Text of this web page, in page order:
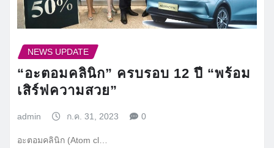
NEWS UPDATE
“อะตอมคลินิก” ครบรอบ 12 ปี “พร้อม
เสิร์ฟความสวย”
admin ก.ค. 31, 2023 0
อะตอมคลินิก (Atom cl…